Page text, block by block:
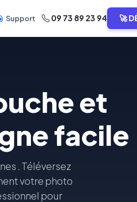
Support 09 73 89 23 94 🚀
et
facile
. Téléversez
votre photo
pour